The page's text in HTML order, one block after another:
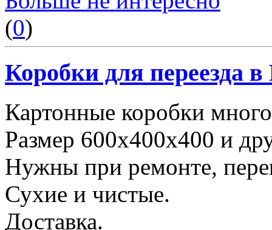
(0)
Коробки для переезда
Картонные коробки
Размер 600х400х400 и
Нужны при ремонте,
Сухие и чистые.
Доставка.